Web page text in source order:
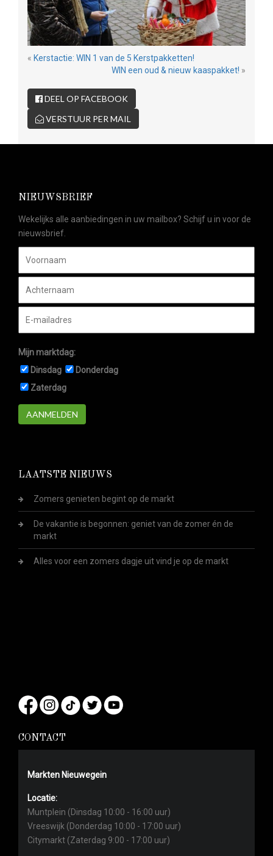
« Kerstactie: WIN 1 van de 5 Kerstpakketten!
WIN een oud & nieuw kaaspakket! »
DEEL OP FACEBOOK
VERSTUUR PER MAIL
NIEUWSBRIEF
Wekelijks alle aanbiedingen in uw mailbox? Schijf u in voor de
nieuwsbrief.
Mijn marktdag:
Dinsdag
Donderdag
Zaterdag
AANMELDEN
LAATSTE NIEUWS
Zomers genieten begint op de markt
De vakantie is begonnen: geniet van de zomer én de
markt
Alles voor een zomers dagje uit vind je op de markt
CONTACT
Markten Nieuwegein
Locatie:
Muntplein (Dinsdag 10:00 - 16:00 uur)
Vreeswijk (Donderdag 10:00 - 17:00 uur)
Citymarkt (Zaterdag 9:00 - 17:00 uur)